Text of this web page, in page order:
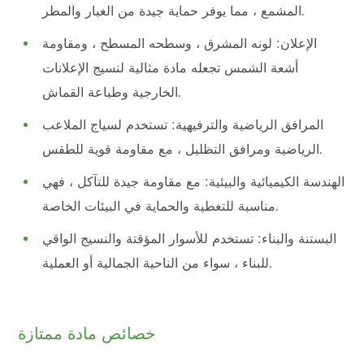
المشمع ، مما يوفر حماية جيدة من الغبار والمطر.
الإعلان: لونه المشرق ، وسطحه المسطح ، ومقاومة
أشعة الشمس تجعله مادة مثالية لنسيج الإعلانات
الخارجية وطباعة القماش.
المرافق الرياضية والترفيهية: تستخدم لسياج الملاعب
الرياضية ومرافق التظليل ، مع مقاومة قوية للطقس.
الهندسة الكيميائية والبيئية: مع مقاومة جيدة للتآكل ، فهي
مناسبة للتغطية والحماية في البيئات الخاصة.
البستنة والبناء: تستخدم للأسوار المؤقتة والنسيج الواقي
للبناء ، سواء من الناحية الجمالية أو العملية.
خصائص مادة ممتازة